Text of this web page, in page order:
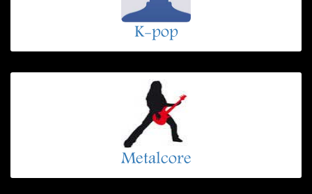
K-pop
Metalcore